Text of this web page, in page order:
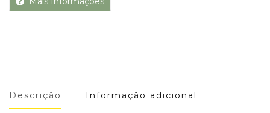
Descrição Informação adicional